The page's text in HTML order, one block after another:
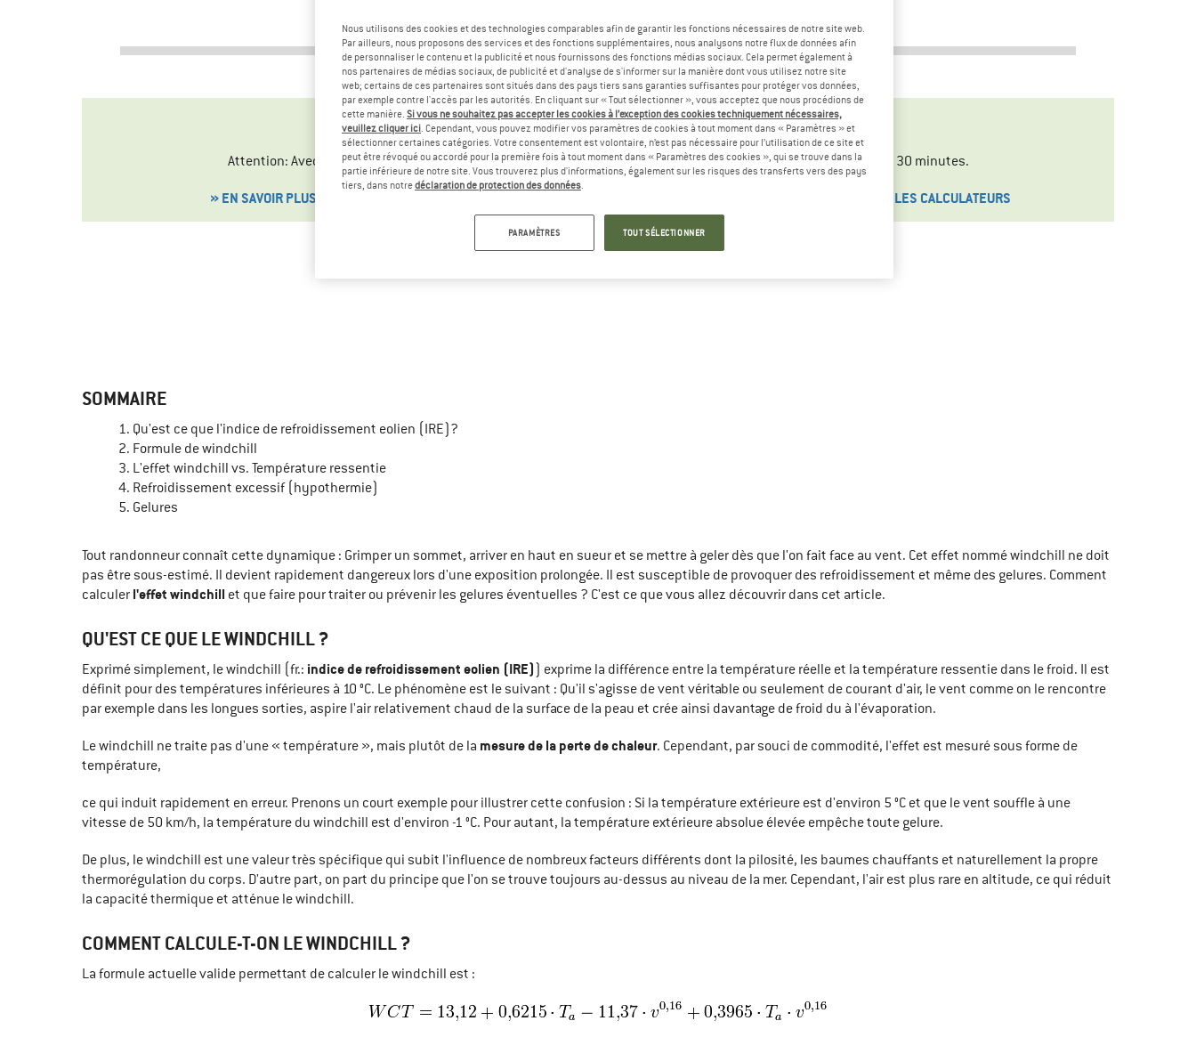
°C 30km/h
Température ressentie :-13°C (ou9°F)
Attention: Avec une température ressentie inférieure à -28 °C (-18 °C) peut engendrer des gelures en l'espace de 30 minutes.
» EN SAVOIR PLUS »TOUS LES CALCULATEURS
SOMMAIRE
Qu'est ce que l'indice de refroidissement eolien (IRE)?
Formule de windchill
L'effet windchill vs. Température ressentie
Refroidissement excessif (hypothermie)
Gelures
Tout randonneur connaît cette dynamique : Grimper un sommet, arriver en haut en sueur et se mettre à geler dès que l'on fait face au vent. Cet effet nommé windchill ne doit
pas être sous-estimé. Il devient rapidement dangereux lors d'une exposition prolongée. Il est susceptible de provoquer des refroidissement et même des gelures. Comment
calculer l'effet windchill et que faire pour traiter ou prévenir les gelures éventuelles ? C'est ce que vous allez découvrir dans cet article.
QU'EST CE QUE LE WINDCHILL ?
Exprimé simplement, le windchill (fr.: indice de refroidissement eolien (IRE) ) exprime la différence entre la température réelle et la température ressentie dans le froid. Il est
définit pour des températures inférieures à 10 °C. Le phénomène est le suivant : Qu'il s'agisse de vent véritable ou seulement de courant d'air, le vent comme on le rencontre
par exemple dans les longues sorties, aspire l'air relativement chaud de la surface de la peau et crée ainsi davantage de froid du à l'évaporation.
Le windchill ne traite pas d'une « température », mais plutôt de la mesure de la perte de chaleur. Cependant, par souci de commodité, l'effet est mesuré sous forme de
température,
ce qui induit rapidement en erreur. Prenons un court exemple pour illustrer cette confusion : Si la température extérieure est d'environ 5 °C et que le vent souffle à une
vitesse de 50 km/h, la température du windchill est d'environ -1 °C. Pour autant, la température extérieure absolue élevée empêche toute gelure.
De plus, le windchill est une valeur très spécifique qui subit l'influence de nombreux facteurs différents dont la pilosité, les baumes chauffants et naturellement la propre
thermorégulation du corps. D'autre part, on part du principe que l'on se trouve toujours au-dessus au niveau de la mer. Cependant, l'air est plus rare en altitude, ce qui réduit
la capacité thermique et atténue le windchill.
COMMENT CALCULE-T-ON LE WINDCHILL ?
La formule actuelle valide permettant de calculer le windchill est :
Nous utilisons des cookies et des technologies comparables afin de garantir les fonctions nécessaires de notre site web.
Par ailleurs, nous proposons des services et des fonctions supplémentaires, nous analysons notre flux de données afin
de personnaliser le contenu et la publicité et nous fournissons des fonctions médias sociaux. Cela permet également à
nos partenaires de médias sociaux, de publicité et d'analyse de s'informer sur la manière dont vous utilisez notre site
web; certains de ces partenaires sont situés dans des pays tiers sans garanties suffisantes pour protéger vos données,
par exemple contre l'accès par les autorités. En cliquant sur « Tout sélectionner », vous acceptez que nous procédions de
cette manière. Si vous ne souhaitez pas accepter les cookies à l’exception des cookies techniquement nécessaires,
veuillez cliquer ici. Cependant, vous pouvez modifier vos paramètres de cookies à tout moment dans « Paramètres » et
sélectionner certaines catégories. Votre consentement est volontaire, n’est pas nécessaire pour l’utilisation de ce site et
peut être révoqué ou accordé pour la première fois à tout moment dans « Paramètres des cookies », qui se trouve dans la
partie inférieure de notre site. Vous trouverez plus d'informations, également sur les risques des transferts vers des pays
tiers, dans notredéclaration de protection des données.
PARAMÈTRES TOUT SÉLECTIONNER